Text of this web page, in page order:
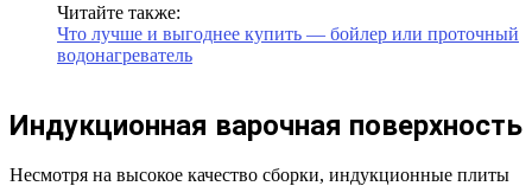
Читайте также:
Что лучше и выгоднее купить — бойлер или проточный
водонагреватель
Индукционная варочная поверхность
Несмотря на высокое качество сборки, индукционные плиты